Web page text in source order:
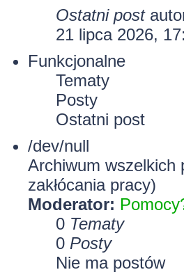
Ostatni post
21 lipca 2026,
Funkcjonalne
Tematy
Posty
Ostatni post
/dev/null
Archiwum wszelkich
zakłócania pracy)
Moderator:
0 Tematy
0 Posty
Nie ma postów